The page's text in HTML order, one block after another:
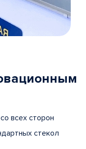
всех сторон
стекол